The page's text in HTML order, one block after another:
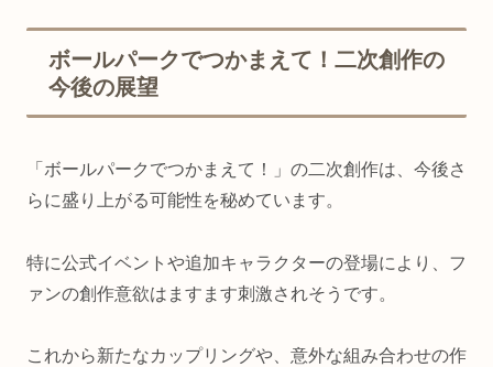
ボールパークでつかまえて！二次創作の
今後の展望
「ボールパークでつかまえて！」の二次創作は、今後さ
らに盛り上がる可能性を秘めています。
特に公式イベントや追加キャラクターの登場により、フ
ァンの創作意欲はますます刺激されそうです。
これから新たなカップリングや、意外な組み合わせの作